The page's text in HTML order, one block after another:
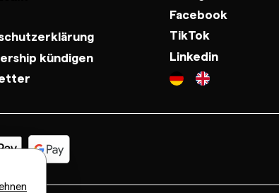
kündigen
Facebook
TikTok
Linkedin